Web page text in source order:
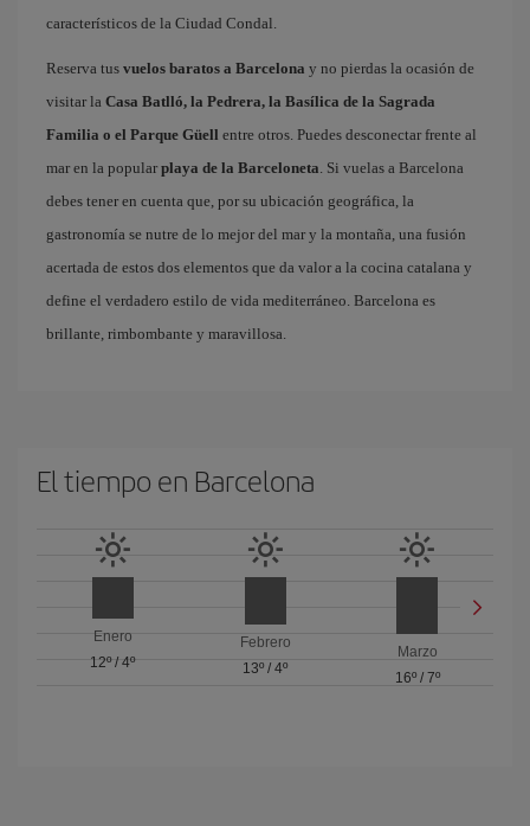
característicos de la Ciudad Condal.
Reserva tus vuelos baratos a Barcelona y no pierdas la ocasión de
visitar la Casa Batlló, la Pedrera, la Basílica de la Sagrada
Familia o el Parque Güell entre otros. Puedes desconectar frente al
mar en la popular playa de la Barceloneta. Si vuelas a Barcelona
debes tener en cuenta que, por su ubicación geográfica, la
gastronomía se nutre de lo mejor del mar y la montaña, una fusión
acertada de estos dos elementos que da valor a la cocina catalana y
define el verdadero estilo de vida mediterráneo. Barcelona es
brillante, rimbombante y maravillosa.
El tiempo en Barcelona
Enero
12º/4º
Febrero
13º / 4º
Marzo
16º/ 7º